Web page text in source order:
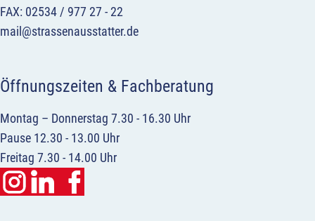
FAX: 02534 / 977 27 - 22
mail@strassenausstatter.de
Öffnungszeiten & Fachberatung
Montag – Donnerstag 7.30 - 16.30 Uhr
Pause 12.30 - 13.00 Uhr
Freitag 7.30 - 14.00 Uhr